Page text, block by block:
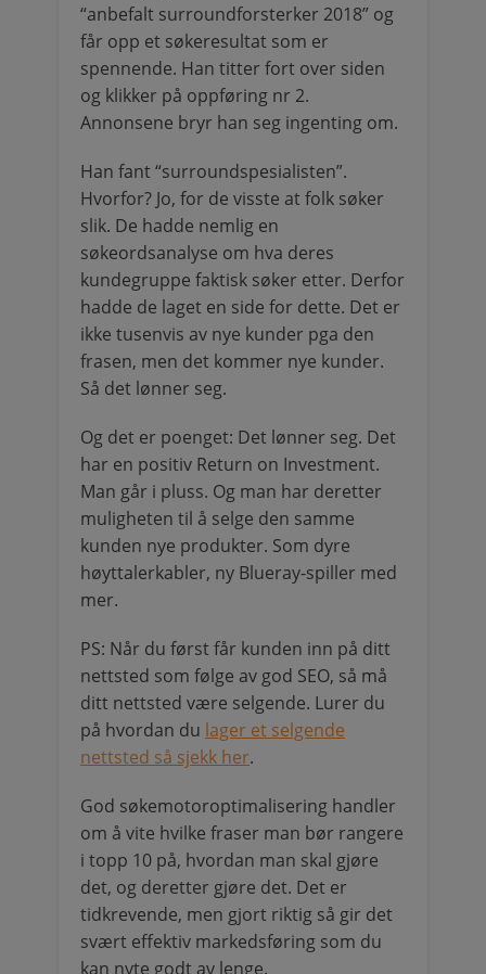
“anbefalt surroundforsterker 2018” og
får opp et søkeresultat som er
spennende. Han titter fort over siden
og klikker på oppføring nr 2.
Annonsene bryr han seg ingenting om.
Han fant “surroundspesialisten”.
Hvorfor? Jo, for de visste at folk søker
slik. De hadde nemlig en
søkeordsanalyse om hva deres
kundegruppe faktisk søker etter. Derfor
hadde de laget en side for dette. Det er
ikke tusenvis av nye kunder pga den
frasen, men det kommer nye kunder.
Så det lønner seg.
Og det er poenget: Det lønner seg. Det
har en positiv Return on Investment.
Man går i pluss. Og man har deretter
muligheten til å selge den samme
kunden nye produkter. Som dyre
høyttalerkabler, ny Blueray-spiller med
mer.
PS: Når du først får kunden inn på ditt
nettsted som følge av god SEO, så må
ditt nettsted være selgende. Lurer du
på hvordan du lager et selgende
nettsted så sjekk her.
God søkemotoroptimalisering handler
om å vite hvilke fraser man bør rangere
i topp 10 på, hvordan man skal gjøre
det, og deretter gjøre det. Det er
tidkrevende, men gjort riktig så gir det
svært effektiv markedsføring som du
kan nyte godt av lenge.